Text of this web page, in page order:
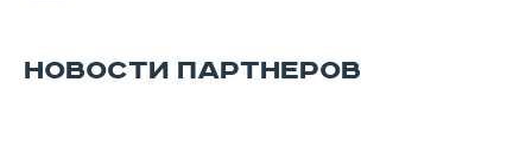
НОВОСТИ ПАРТНЕРОВ